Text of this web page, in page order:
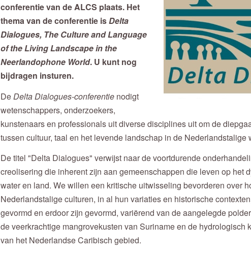
conferentie van de ALCS plaats. Het
thema van de conferentie isDelta
Dialogues, The Culture and Language
of the Living Landscape in the
Neerlandophone World. U kunt nog
bijdragen insturen.
DeDelta Dialogues-conferentie nodigt
wetenschappers, onderzoekers,
kunstenaars en professionals uit diverse disciplines uit om de
tussen cultuur, taal en het levende landschap in de Nederlandstalige
De titel "Delta Dialogues" verwijst naar de voortdurende
creolisering die inherent zijn aan gemeenschappen die leven op het
water en land. We willen een kritische uitwisseling bevorderen over
Nederlandstalige culturen, in al hun variaties en historische
gevormd en erdoor zijn gevormd, variërend van de aangelegde
de veerkrachtige mangrovekusten van Suriname en de hydrologisch
van het Nederlandse Caribisch gebied.